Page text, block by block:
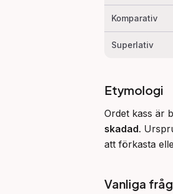
Komparativ
Superlativ
Etymologi
Ordet kass är
skadad.
att förkasta
Vanliga